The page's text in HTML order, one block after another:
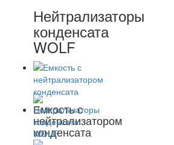
Нейтрализаторы
конденсата
WOLF
Емкость с
нейтрализатором
конденсата